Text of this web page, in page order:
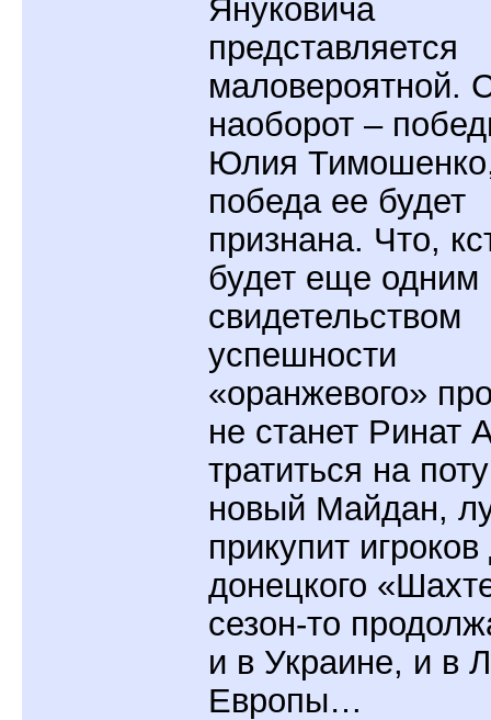
Януковича
представляется
маловероятной.
наоборот –
Юлия
победа ее будет
признана. Что,
будет еще одним
свидетельством
успешности
«оранжевого»
не станет Ринат
тратиться на
новый Майдан,
прикупит
донецкого
сезон-то
и в Украине, и в
Европы…